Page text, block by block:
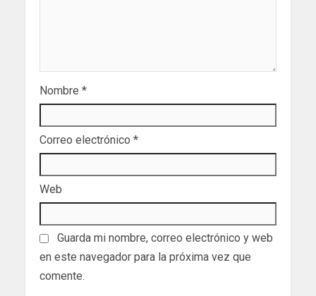
Nombre *
Correo electrónico *
Web
Guarda mi nombre, correo electrónico y web
en este navegador para la próxima vez que
comente.